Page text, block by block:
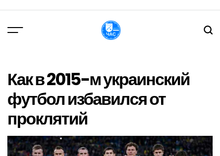
вмісту
Как в 2015-м украинский
футбол избавился от
проклятий